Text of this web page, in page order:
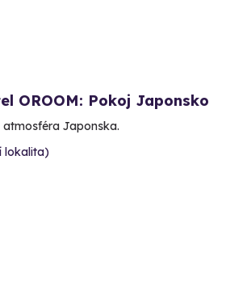
OROOM: Pokoj Japonsko
Japonska.
lokalita)